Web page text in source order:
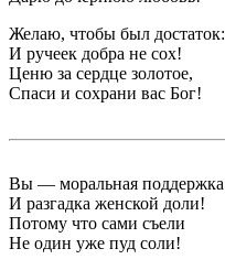
Желаю, чтобы был достаток:
И ручеек добра не сох!
Ценю за сердце золотое,
Спаси и сохрани вас Бог!
Вы — моральная поддержка
И разгадка женской доли!
Потому что сами съели
Не один уже пуд соли!